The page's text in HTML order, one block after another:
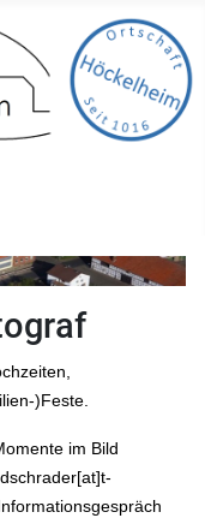
)Feste.
im Bild